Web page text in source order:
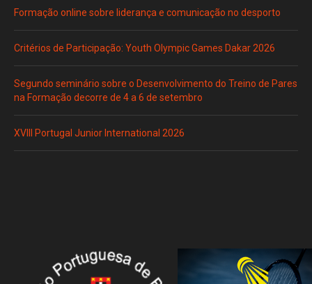
Formação online sobre liderança e comunicação no desporto
Critérios de Participação: Youth Olympic Games Dakar 2026
Segundo seminário sobre o Desenvolvimento do Treino de Pares
na Formação decorre de 4 a 6 de setembro
XVIII Portugal Junior International 2026